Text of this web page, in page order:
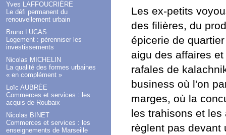
Yves LAFFOUCRIÈRE
Le défi permanent du
renouvellement urbain
Bruno LUCAS
Logement : pérenniser les
investissements
Nicolas MICHELIN
La qualité des formes urbaines
« en complément »
Loïc AUBRÉE
Commerces et services : les
acquis de Roubaix
Nicolas BINET
Commerces et services : les
enseignements de Marseille
Les ex-petits
des filières, du
épicerie de
aigu des affaires
rafales de
business où l'on
marges, où la
les trahisons et
règlent pas devant